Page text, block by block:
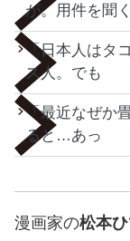
が。用件を聞
「日本人はタ
ス人。でも
「最近なぜか
ると…あっ
漫画家の松本